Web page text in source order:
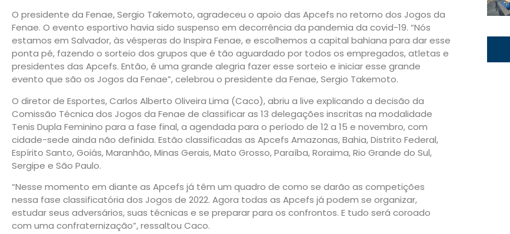
O presidente da Fenae, Sergio Takemoto, agradeceu o apoio das Apcefs no retorno dos Jogos da
Fenae. O evento esportivo havia sido suspenso em decorrência da pandemia da covid-19. “Nós
estamos em Salvador, às vésperas do Inspira Fenae, e escolhemos a capital bahiana para dar esse
ponta pé, fazendo o sorteio dos grupos que é tão aguardado por todos os empregados, atletas e
presidentes das Apcefs. Então, é uma grande alegria fazer esse sorteio e iniciar esse grande
evento que são os Jogos da Fenae”, celebrou o presidente da Fenae, Sergio Takemoto.
O diretor de Esportes, Carlos Alberto Oliveira Lima (Caco), abriu a live explicando a decisão da
Comissão Técnica dos Jogos da Fenae de classificar as 13 delegações inscritas na modalidade
Tenis Dupla Feminino para a fase final, a agendada para o período de 12 a 15 e novembro, com
cidade-sede ainda não definida. Estão classificadas as Apcefs Amazonas, Bahia, Distrito Federal,
Espírito Santo, Goiás, Maranhão, Minas Gerais, Mato Grosso, Paraíba, Roraima, Rio Grande do Sul,
Sergipe e São Paulo.
“Nesse momento em diante as Apcefs já têm um quadro de como se darão as competições
nessa fase classificatória dos Jogos de 2022. Agora todas as Apcefs já podem se organizar,
estudar seus adversários, suas técnicas e se preparar para os confrontos. E tudo será coroado
com uma confraternização”, ressaltou Caco.